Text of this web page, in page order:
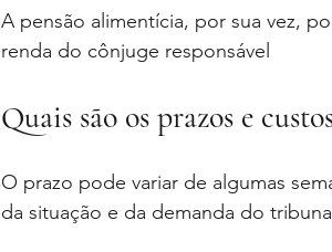
A pensão alimentícia, por sua vez,
renda do cônjuge responsável
Quais são os prazos e
O prazo pode variar de algumas
da situação e da demanda do